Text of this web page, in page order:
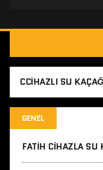
CCIHAZLI SU
GENEL
FATIH CIHAZLA